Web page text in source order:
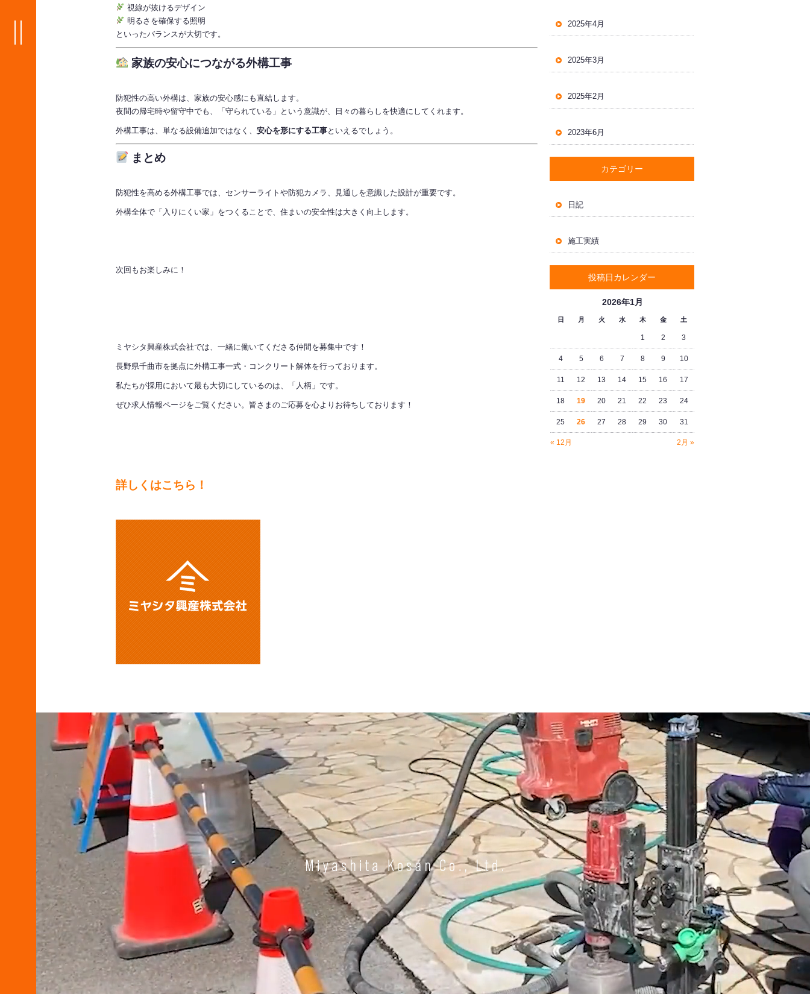
視線が抜けるデザイン
明るさを確保する照明
といったバランスが大切です。
家族の安心につながる外構工事
防犯性の高い外構は、家族の安心感にも直結します。
夜間の帰宅時や留守中でも、「守られている」という意識が、日々の暮らしを快適にしてくれます。
外構工事は、単なる設備追加ではなく、 安心を形にする工事といえるでしょう。
まとめ
防犯性を高める外構工事では、センサーライトや防犯カメラ、見通しを意識した設計が重要です。
外構全体で「入りにくい家」をつくることで、住まいの安全性は大きく向上します。
次回もお楽しみに！
ミヤシタ興産株式会社では、一緒に働いてくださる仲間を募集中です！
長野県千曲市を拠点に外構工事一式・コンクリート解体を行っております。
私たちが採用において最も大切にしているのは、「人柄」です。
ぜひ求人情報ページをご覧ください。皆さまのご応募を心よりお待ちしております！
詳しくはこちら！
2025年4月
2025年3月
2025年2月
2023年6月
カテゴリー
日記
施工実績
投稿日カレンダー
2026年1月
日 月 火 水 木 金 土
« 12月 2月 »
1 2 3
4 5 6 7 8 9 10
11 12 13 14 15 16 17
18 19 20 21 22 23 24
25 26 27 28 29 30 31